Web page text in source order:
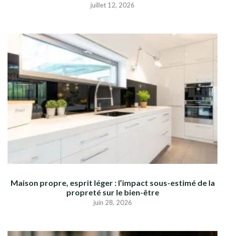
juillet 12, 2026
Maison propre, esprit léger : l’impact sous-estimé de la
propreté sur le bien-être
juin 28, 2026